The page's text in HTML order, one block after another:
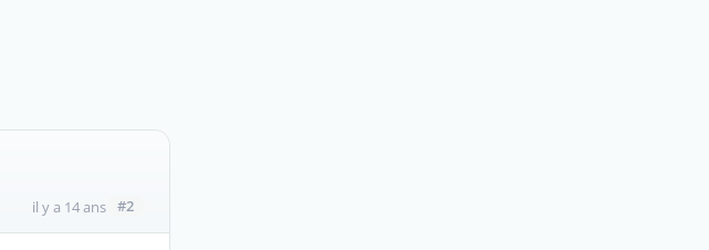
il y a 14 ans #2